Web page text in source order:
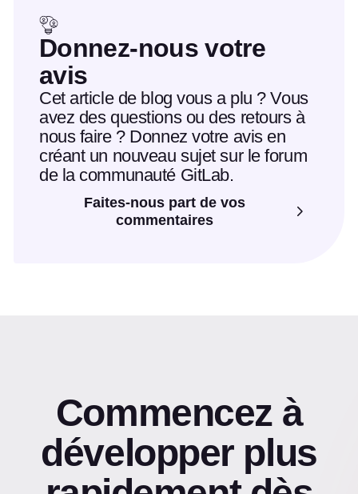
Donnez-nous votre
avis
Cet article de blog vous a plu ? Vous
avez des questions ou des retours à
nous faire ? Donnez votre avis en
créant un nouveau sujet sur le forum
de la communauté GitLab.
Faites-nous part de vos
commentaires
Commencez à
développer plus